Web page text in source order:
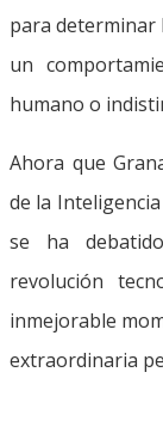
para determinar
un
humano o
Ahora que
de la
se ha
revolución
inmejorable
extraordinaria